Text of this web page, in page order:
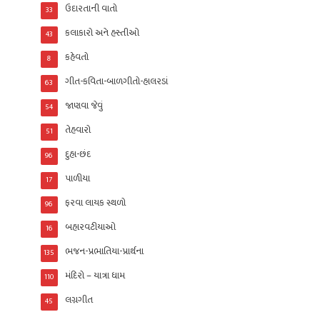
ઉદારતાની વાતો
33
કલાકારો અને હસ્તીઓ
43
કહેવતો
8
ગીત-કવિતા-બાળગીતો-હાલરડાં
63
જાણવા જેવું
54
તેહવારો
51
દુહા-છંદ
96
પાળીયા
17
ફરવા લાયક સ્થળો
96
બહારવટીયાઓ
16
ભજન-પ્રભાતિયા-પ્રાર્થના
135
મંદિરો – યાત્રા ધામ
110
લગ્નગીત
45